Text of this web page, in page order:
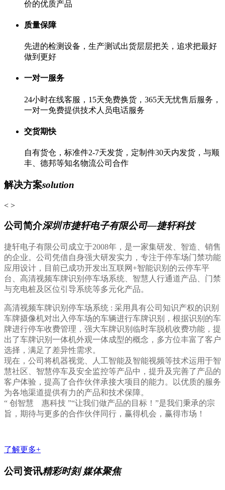
价的优质产品
质量保障
先进的检测设备，生产测试出货层层把关，追求把最好
做到更好
一对一服务
24小时在线客服，15天免费换货，365天无忧售后服务，
一对一免费提供技术人员电话服务
交货期快
自有货仓，标准件2-7天发货，定制件30天内发货，与顺
丰、德邦等知名物流公司合作
解决方案solution
< >
公司简介深圳市捷轩电子有限公司—捷轩科技
捷轩电子有限公司成立于2008年，是一家集研发、智造、销售
的企业。公司凭借自身强大研发实力，专注于停车场门禁功能
应用设计，目前已成功开发出互联网+智能识别的云停车平
台、高清视频车牌识别停车场系统、智慧人行通道产品、门禁
与充电桩及区位引导系统等多元化产品。
高清视频车牌识别停车场系统 : 采用具有公司知识产权的识别
车牌摄像机对出入停车场的车辆进行车牌识别，根据识别的车
牌进行停车收费管理，强大车牌识别临时车脱机收费功能，提
出了车牌识别一体机外观一体成型的概念，多方位丰富了客户
选择，满足了差异性需求。
现在，公司将机器视觉、人工智能及智能视频等技术运用于智
慧社区、智慧停车及安全监控等产品中，提升及完善了产品的
客户体验，提高了合作伙伴承接大项目的能力。以优质的服务
为各地渠道提供有力的产品和技术保障。
“ 创智慧 惠科技 ”“让我们做产品的目标！”是我们秉承的宗
旨，期待与更多的合作伙伴同行，赢得机会，赢得市场！
了解更多+
公司资讯精彩时刻 媒体聚焦